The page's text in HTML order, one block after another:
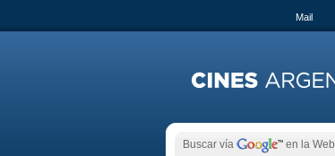
Mail
Buscar vía en la Web